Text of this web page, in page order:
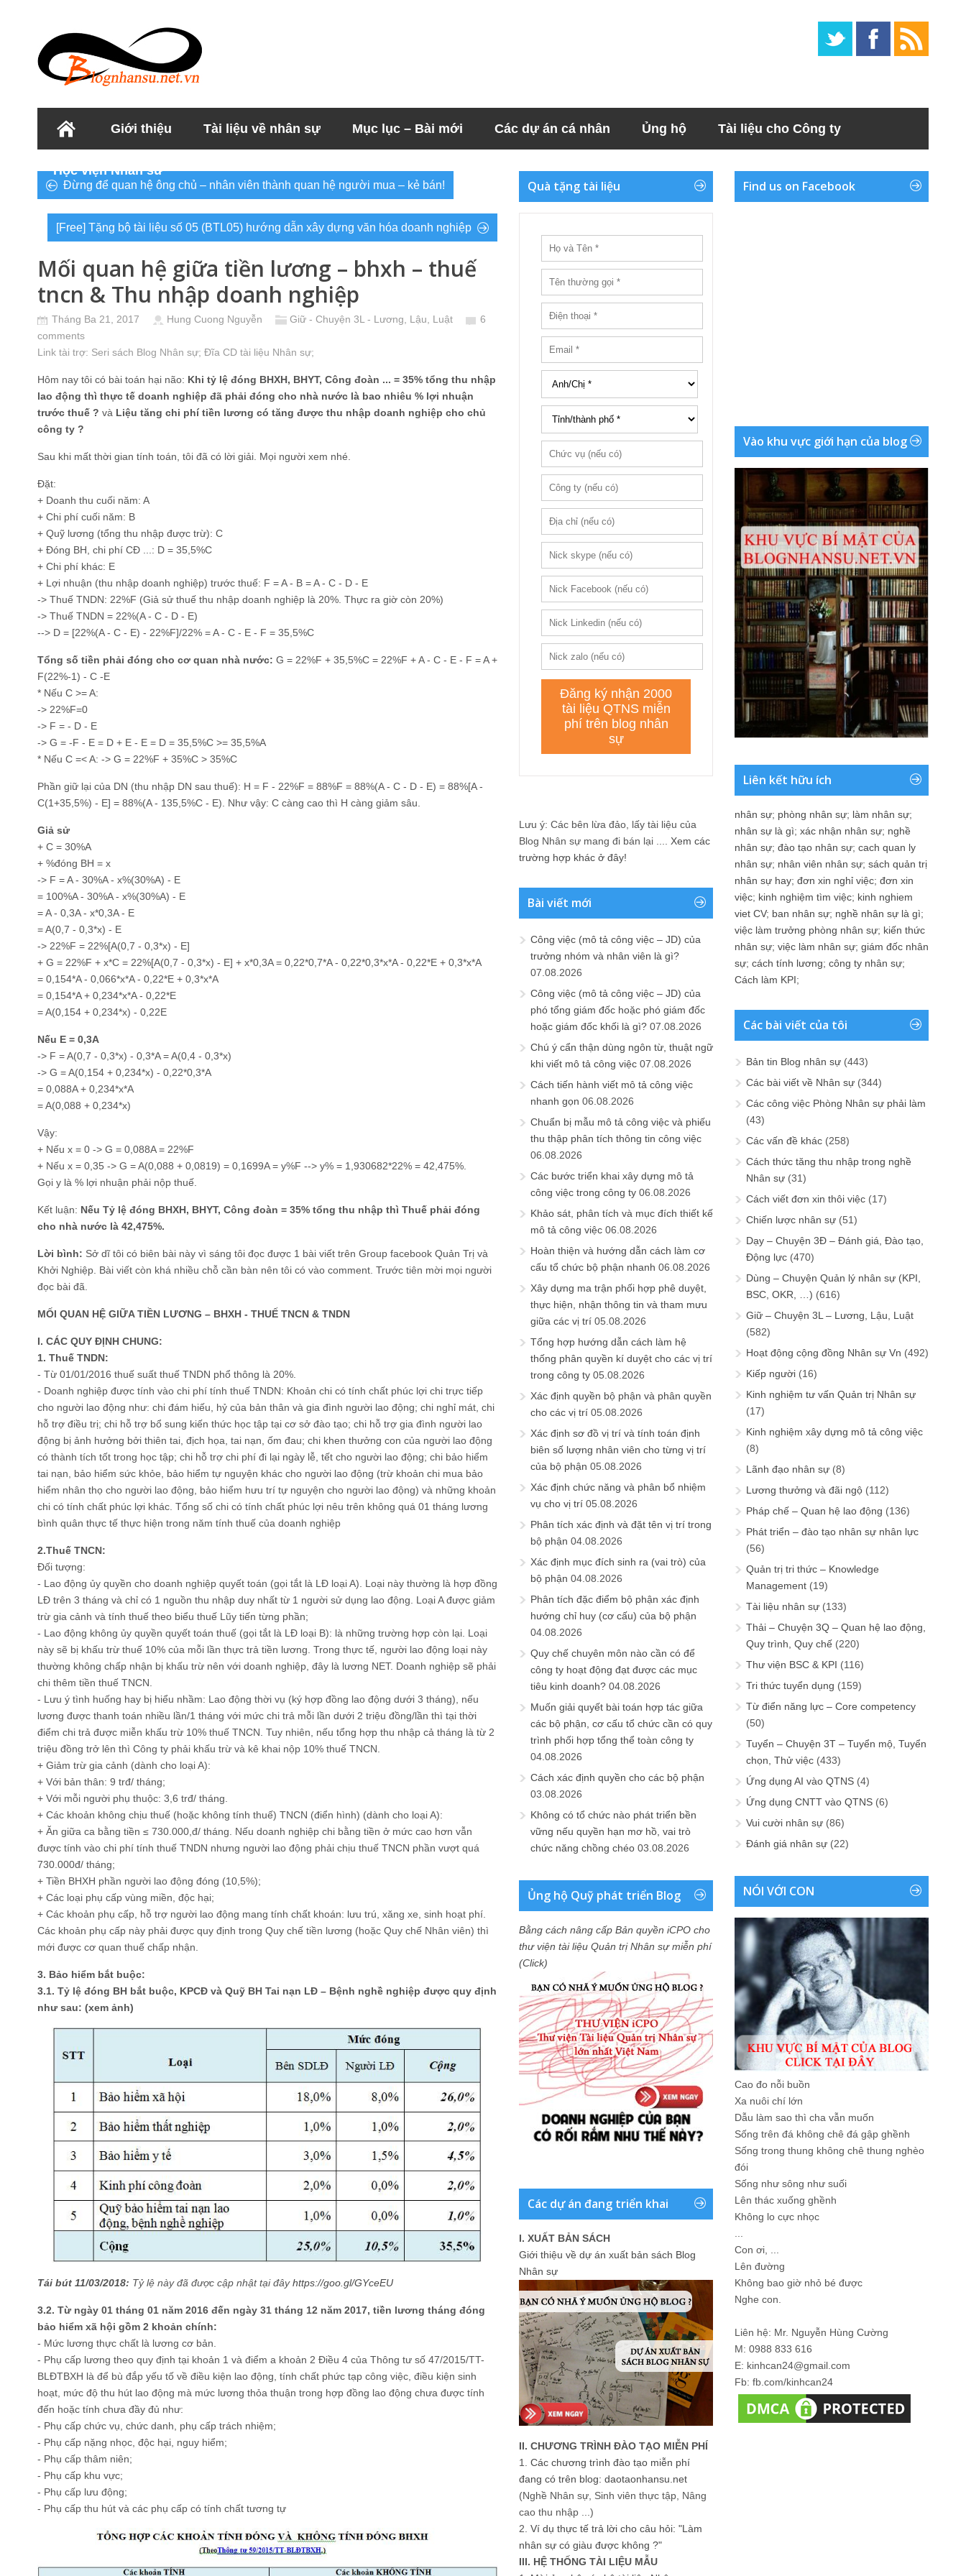
Giới thiệu Tài liệu về nhân sự Mục lục – Bài mới Các dự án cá nhân Ủng hộ Tài liệu cho Công ty
Học viện Nhân sư
Đừng để quan hệ ông chủ – nhân viên thành quan hệ người mua – kẻ bán!
[Free] Tặng bộ tài liệu số 05 (BTL05) hướng dẫn xây dựng văn hóa doanh nghiệp
Mối quan hệ giữa tiền lương – bhxh – thuế
tncn & Thu nhập doanh nghiệp
Tháng Ba 21, 2017 Hung Cuong Nguyễn Giữ - Chuyện 3L - Lương, Lậu, Luật
6
comments
Link tài trợ: Seri sách Blog Nhân sự; Đĩa CD tài liệu Nhân sự;
Hôm nay tôi có bài toán hại não: Khi tỷ lệ đóng BHXH, BHYT, Công đoàn ... = 35% tổng thu nhập
lao động thì thực tế doanh nghiệp đã phải đóng cho nhà nước là bao nhiêu % lợi nhuận
trước thuế ? và Liệu tăng chi phí tiền lương có tăng được thu nhập doanh nghiệp cho chủ
công ty ?
Sau khi mất thời gian tính toán, tôi đã có lời giải. Mọi người xem nhé.
Đặt:
+ Doanh thu cuối năm: A
+ Chi phí cuối năm: B
+ Quỹ lương (tổng thu nhập được trừ): C
+ Đóng BH, chi phí CĐ ...: D = 35,5%C
+ Chi phí khác: E
+ Lợi nhuận (thu nhập doanh nghiệp) trước thuế: F = A - B = A - C - D - E
-> Thuế TNDN: 22%F (Giả sử thuế thu nhập doanh nghiệp là 20%. Thực ra giờ còn 20%)
-> Thuế TNDN = 22%(A - C - D - E)
--> D = [22%(A - C - E) - 22%F]/22% = A - C - E - F = 35,5%C
Tổng số tiền phải đóng cho cơ quan nhà nước: G = 22%F + 35,5%C = 22%F + A - C - E - F = A +
F(22%-1) - C -E
* Nếu C >= A:
-> 22%F=0
-> F = - D - E
-> G = -F - E = D + E - E = D = 35,5%C >= 35,5%A
* Nếu C =< A: -> G = 22%F + 35%C > 35%C
Phần giữ lại của DN (thu nhập DN sau thuế): H = F - 22%F = 88%F = 88%(A - C - D - E) = 88%[A -
C(1+35,5%) - E] = 88%(A - 135,5%C - E). Như vậy: C càng cao thì H càng giảm sâu.
Giả sử
+ C = 30%A
+ %đóng BH = x
-> F = A - 30%A - x%(30%A) - E
= 100%A - 30%A - x%(30%A) - E
= A - 0,3A - x*0,3A - E
= A(0,7 - 0,3*x) - E
-> 22%F = 22%[A(0,7 - 0,3*x) - E]
+ G = 22%F + x*C = 22%[A(0,7 - 0,3*x) - E] + x*0,3A = 0,22*0,7*A - 0,22*0,3*x*A - 0,22*E + 0,3*x*A
= 0,154*A - 0,066*x*A - 0,22*E + 0,3*x*A
= 0,154*A + 0,234*x*A - 0,22*E
= A(0,154 + 0,234*x) - 0,22E
Nếu E = 0,3A
-> F = A(0,7 - 0,3*x) - 0,3*A = A(0,4 - 0,3*x)
-> G = A(0,154 + 0,234*x) - 0,22*0,3*A
= 0,088A + 0,234*x*A
= A(0,088 + 0,234*x)
Vậy:
+ Nếu x = 0 -> G = 0,088A = 22%F
+ Nếu x = 0,35 -> G = A(0,088 + 0,0819) = 0,1699A = y%F --> y% = 1,930682*22% = 42,475%.
Gọi y là % lợi nhuận phải nộp thuế.
Kết luận: Nếu Tỷ lệ đóng BHXH, BHYT, Công đoàn = 35% tổng thu nhập thì Thuế phải đóng
cho nhà nước là 42,475%.
Lời bình: Sở dĩ tôi có biên bài này vì sáng tôi đọc được 1 bài viết trên Group facebook Quản Trị và
Khởi Nghiệp. Bài viết còn khá nhiều chỗ cần bàn nên tôi có vào comment. Trước tiên mời mọi người
đọc bài đã.
MỐI QUAN HỆ GIỮA TIỀN LƯƠNG – BHXH - THUẾ TNCN & TNDN
I. CÁC QUY ĐỊNH CHUNG:
1. Thuế TNDN:
- Từ 01/01/2016 thuế suất thuế TNDN phổ thông là 20%.
- Doanh nghiệp được tính vào chi phí tính thuế TNDN: Khoản chi có tính chất phúc lợi chi trực tiếp
cho người lao động như: chi đám hiếu, hỷ của bản thân và gia đình người lao động; chi nghỉ mát, chi
hỗ trợ điều trị; chi hỗ trợ bổ sung kiến thức học tập tại cơ sở đào tạo; chi hỗ trợ gia đình người lao
động bị ảnh hưởng bởi thiên tai, địch họa, tai nạn, ốm đau; chi khen thưởng con của người lao động
có thành tích tốt trong học tập; chi hỗ trợ chi phí đi lại ngày lễ, tết cho người lao động; chi bảo hiểm
tai nạn, bảo hiểm sức khỏe, bảo hiểm tự nguyện khác cho người lao động (trừ khoản chi mua bảo
hiểm nhân thọ cho người lao động, bảo hiểm hưu trí tự nguyện cho người lao động) và những khoản
chi có tính chất phúc lợi khác. Tổng số chi có tính chất phúc lợi nêu trên không quá 01 tháng lương
bình quân thực tế thực hiện trong năm tính thuế của doanh nghiệp
2.Thuế TNCN:
Đối tượng:
- Lao động ủy quyền cho doanh nghiệp quyết toán (gọi tắt là LĐ loại A). Loại này thường là hợp đồng
LĐ trên 3 tháng và chỉ có 1 nguồn thu nhập duy nhất từ 1 người sử dụng lao động. Loại A được giảm
trừ gia cảnh và tính thuế theo biểu thuế Lũy tiến từng phần;
- Lao động không ủy quyền quyết toán thuế (gọi tắt là LĐ loại B): là những trường hợp còn lại. Loại
này sẽ bị khấu trừ thuế 10% của mỗi lần thực trả tiền lương. Trong thực tế, người lao động loại này
thường không chấp nhận bị khấu trừ nên với doanh nghiệp, đây là lương NET. Doanh nghiệp sẽ phải
chi thêm tiền thuế TNCN.
- Lưu ý tình huống hay bị hiểu nhầm: Lao động thời vụ (ký hợp đồng lao động dưới 3 tháng), nếu
lương được thanh toán nhiều lần/1 tháng với mức chi trả mỗi lần dưới 2 triệu đồng/lần thì tại thời
điểm chi trả được miễn khấu trừ 10% thuế TNCN. Tuy nhiên, nếu tổng hợp thu nhập cả tháng là từ 2
triệu đồng trở lên thì Công ty phải khấu trừ và kê khai nộp 10% thuế TNCN.
+ Giảm trừ gia cảnh (dành cho loại A):
+ Với bản thân: 9 trđ/ tháng;
+ Với mỗi người phụ thuộc: 3,6 trđ/ tháng.
+ Các khoản không chịu thuế (hoặc không tính thuế) TNCN (điển hình) (dành cho loại A):
+ Ăn giữa ca bằng tiền ≤ 730.000,đ/ tháng. Nếu doanh nghiệp chi bằng tiền ở mức cao hơn vẫn
được tính vào chi phí tính thuế TNDN nhưng người lao động phải chịu thuế TNCN phần vượt quá
730.000đ/ tháng;
+ Tiền BHXH phần người lao động đóng (10,5%);
+ Các loại phụ cấp vùng miền, độc hại;
+ Các khoản phụ cấp, hỗ trợ người lao động mang tính chất khoán: lưu trú, xăng xe, sinh hoạt phí.
Các khoản phụ cấp này phải được quy định trong Quy chế tiền lương (hoặc Quy chế Nhân viên) thì
mới được cơ quan thuế chấp nhận.
3. Bảo hiểm bắt buộc:
3.1. Tỷ lệ đóng BH bắt buộc, KPCĐ và Quỹ BH Tai nạn LĐ – Bệnh nghề nghiệp được quy định
như sau: (xem ảnh)
Tái bút 11/03/2018: Tỷ lệ này đã được cập nhật tại đâyhttps://goo.gl/GYceEU
3.2. Từ ngày 01 tháng 01 năm 2016 đến ngày 31 tháng 12 năm 2017, tiền lương tháng đóng
bảo hiểm xã hội gồm 2 khoản chính:
- Mức lương thực chất là lương cơ bản.
- Phụ cấp lương theo quy định tại khoản 1 và điểm a khoản 2 Điều 4 của Thông tư số 47/2015/TT-
BLĐTBXH là để bù đắp yếu tố về điều kiện lao động, tính chất phức tạp công việc, điều kiện sinh
hoạt, mức độ thu hút lao động mà mức lương thỏa thuận trong hợp đồng lao động chưa được tính
đến hoặc tính chưa đầy đủ như:
- Phụ cấp chức vụ, chức danh, phụ cấp trách nhiệm;
- Phụ cấp nặng nhọc, độc hại, nguy hiểm;
- Phụ cấp thâm niên;
- Phụ cấp khu vực;
- Phụ cấp lưu động;
- Phụ cấp thu hút và các phụ cấp có tính chất tương tự
Quà tặng tài liệu
Lưu ý: Các bên lừa đảo, lấy tài liệu của
Blog Nhân sự mang đi bán lại .... Xem các
trường hợp khác ở đây!
Bài viết mới
Công việc (mô tả công việc – JD) của
trưởng nhóm và nhân viên là gì?
07.08.2026
Công việc (mô tả công việc – JD) của
phó tổng giám đốc hoặc phó giám đốc
hoặc giám đốc khối là gì? 07.08.2026
Chú ý cẩn thận dùng ngôn từ, thuật ngữ
khi viết mô tả công việc 07.08.2026
Cách tiến hành viết mô tả công việc
nhanh gọn 06.08.2026
Chuẩn bị mẫu mô tả công việc và phiếu
thu thập phân tích thông tin công việc
06.08.2026
Các bước triển khai xây dựng mô tả
công việc trong công ty 06.08.2026
Khảo sát, phân tích và mục đích thiết kế
mô tả công việc 06.08.2026
Hoàn thiện và hướng dẫn cách làm cơ
cấu tổ chức bộ phận nhanh 06.08.2026
Xây dựng ma trận phối hợp phê duyệt,
thực hiện, nhận thông tin và tham mưu
giữa các vị trí 05.08.2026
Tổng hợp hướng dẫn cách làm hệ
thống phân quyền kí duyệt cho các vị trí
trong công ty 05.08.2026
Xác định quyền bộ phận và phân quyền
cho các vị trí 05.08.2026
Xác định sơ đồ vị trí và tính toán định
biên số lượng nhân viên cho từng vị trí
của bộ phận 05.08.2026
Xác định chức năng và phân bổ nhiệm
vụ cho vị trí 05.08.2026
Phân tích xác định và đặt tên vị trí trong
bộ phận 04.08.2026
Xác định mục đích sinh ra (vai trò) của
bộ phận 04.08.2026
Phân tích đặc điểm bộ phận xác định
hướng chỉ huy (cơ cấu) của bộ phận
04.08.2026
Quy chế chuyên môn nào cần có để
công ty hoạt động đạt được các mục
tiêu kinh doanh? 04.08.2026
Muốn giải quyết bài toán hợp tác giữa
các bộ phận, cơ cấu tổ chức cần có quy
trình phối hợp tổng thể toàn công ty
04.08.2026
Cách xác định quyền cho các bộ phận
03.08.2026
Không có tổ chức nào phát triển bền
vững nếu quyền hạn mơ hồ, vai trò
chức năng chồng chéo 03.08.2026
Ủng hộ Quỹ phát triển Blog
Bằng cách nâng cấp Bản quyền iCPO cho
thư viện tài liệu Quản trị Nhân sự miễn phí
(Click)
Các dự án đang triển khai
I. XUẤT BẢN SÁCH
Giới thiệu về dự án xuất bản sách Blog
Nhân sự
II. CHƯƠNG TRÌNH ĐÀO TẠO MIỄN PHÍ
1. Các chương trình đào tạo miễn phí
đang có trên blog: daotaonhansu.net
(Nghề Nhân sự, Sinh viên thực tập, Nâng
cao thu nhập ...)
2. Ví dụ thực tế trả lời cho câu hỏi: "Làm
nhân sự có giàu được không ?"
III. HỆ THỐNG TÀI LIỆU MẪU
Find us on Facebook
Vào khu vực giới hạn của blog
Liên kết hữu ích
nhân sự; phòng nhân sự; làm nhân sự;
nhân sự là gì; xác nhận nhân sự; nghề
nhân sự; đào tạo nhân sự; cach quan ly
nhân sự; nhân viên nhân sự; sách quản trị
nhân sự hay; đơn xin nghỉ việc; đơn xin
việc; kinh nghiệm tìm việc; kinh nghiem
viet CV; ban nhân sự; nghề nhân sự là gì;
việc làm trưởng phòng nhân sự; kiến thức
nhân sự; việc làm nhân sự; giám đốc nhân
sự; cách tính lương; công ty nhân sự;
Cách làm KPI;
Các bài viết của tôi
Bản tin Blog nhân sự (443)
Các bài viết về Nhân sự (344)
Các công việc Phòng Nhân sự phải làm
(43)
Các vấn đề khác (258)
Cách thức tăng thu nhập trong nghề
Nhân sự (31)
Cách viết đơn xin thôi việc (17)
Chiến lược nhân sự (51)
Dạy – Chuyện 3Đ – Đánh giá, Đào tạo,
Động lực (470)
Dùng – Chuyện Quản lý nhân sự (KPI,
BSC, OKR, …) (616)
Giữ – Chuyện 3L – Lương, Lậu, Luật
(582)
Hoạt động cộng đồng Nhân sự Vn (492)
Kiếp người (16)
Kinh nghiệm tư vấn Quản trị Nhân sự
(17)
Kinh nghiệm xây dựng mô tả công việc
(8)
Lãnh đạo nhân sự (8)
Lương thưởng và đãi ngộ (112)
Pháp chế – Quan hệ lao động (136)
Phát triển – đào tạo nhân sự nhân lực
(56)
Quản trị tri thức – Knowledge
Management (19)
Tài liệu nhân sự (133)
Thải – Chuyện 3Q – Quan hệ lao động,
Quy trình, Quy chế (220)
Thư viện BSC & KPI (116)
Tri thức tuyển dụng (159)
Từ điển năng lực – Core competency
(50)
Tuyển – Chuyện 3T – Tuyển mộ, Tuyển
chọn, Thử việc (433)
Ứng dụng AI vào QTNS (4)
Ứng dụng CNTT vào QTNS (6)
Vui cười nhân sự (86)
Đánh giá nhân sự (22)
NÓI VỚI CON
Cao đo nỗi buồn
Xa nuôi chí lớn
Dẫu làm sao thì cha vẫn muốn
Sống trên đá không chê đá gập ghềnh
Sống trong thung không chê thung nghèo
đói
Sống như sông như suối
Lên thác xuống ghềnh
Không lo cực nhọc
Con ơi, ...
Lên đường
Không bao giờ nhỏ bé được
Nghe con.
Liên hệ: Mr. Nguyễn Hùng Cường
M: 0988 833 616
E: kinhcan24@gmail.com
Fb: fb.com/kinhcan24